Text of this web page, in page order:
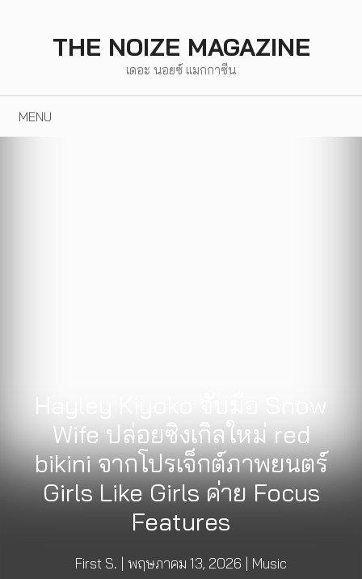
THE NOIZE MAGAZINE
เดอะ นอยซ์ แมกกาซีน
MENU
Hayley Kiyoko จับมือ Snow
Wife ปล่อยซิงเกิลใหม่ red
bikini จากโปรเจ็กต์ภาพยนตร์
Girls Like Girls ค่าย Focus
Features
First S. | พฤษภาคม 13, 2026 | Music